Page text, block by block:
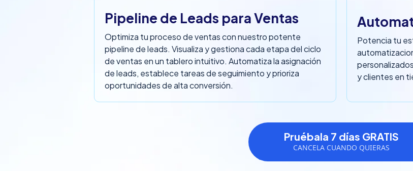
Pipeline de Leads para Ventas
Optimiza tu proceso de ventas con nuestro potente
pipeline de leads. Visualiza y gestiona cada etapa del ciclo
de ventas en un tablero intuitivo. Automatiza la asignación
de leads, establece tareas de seguimiento y prioriza
oportunidades de alta conversión.
Potencia tu
y clientes en
Pruébala 7 días GRATIS
CANCELA CUANDO QUIERAS